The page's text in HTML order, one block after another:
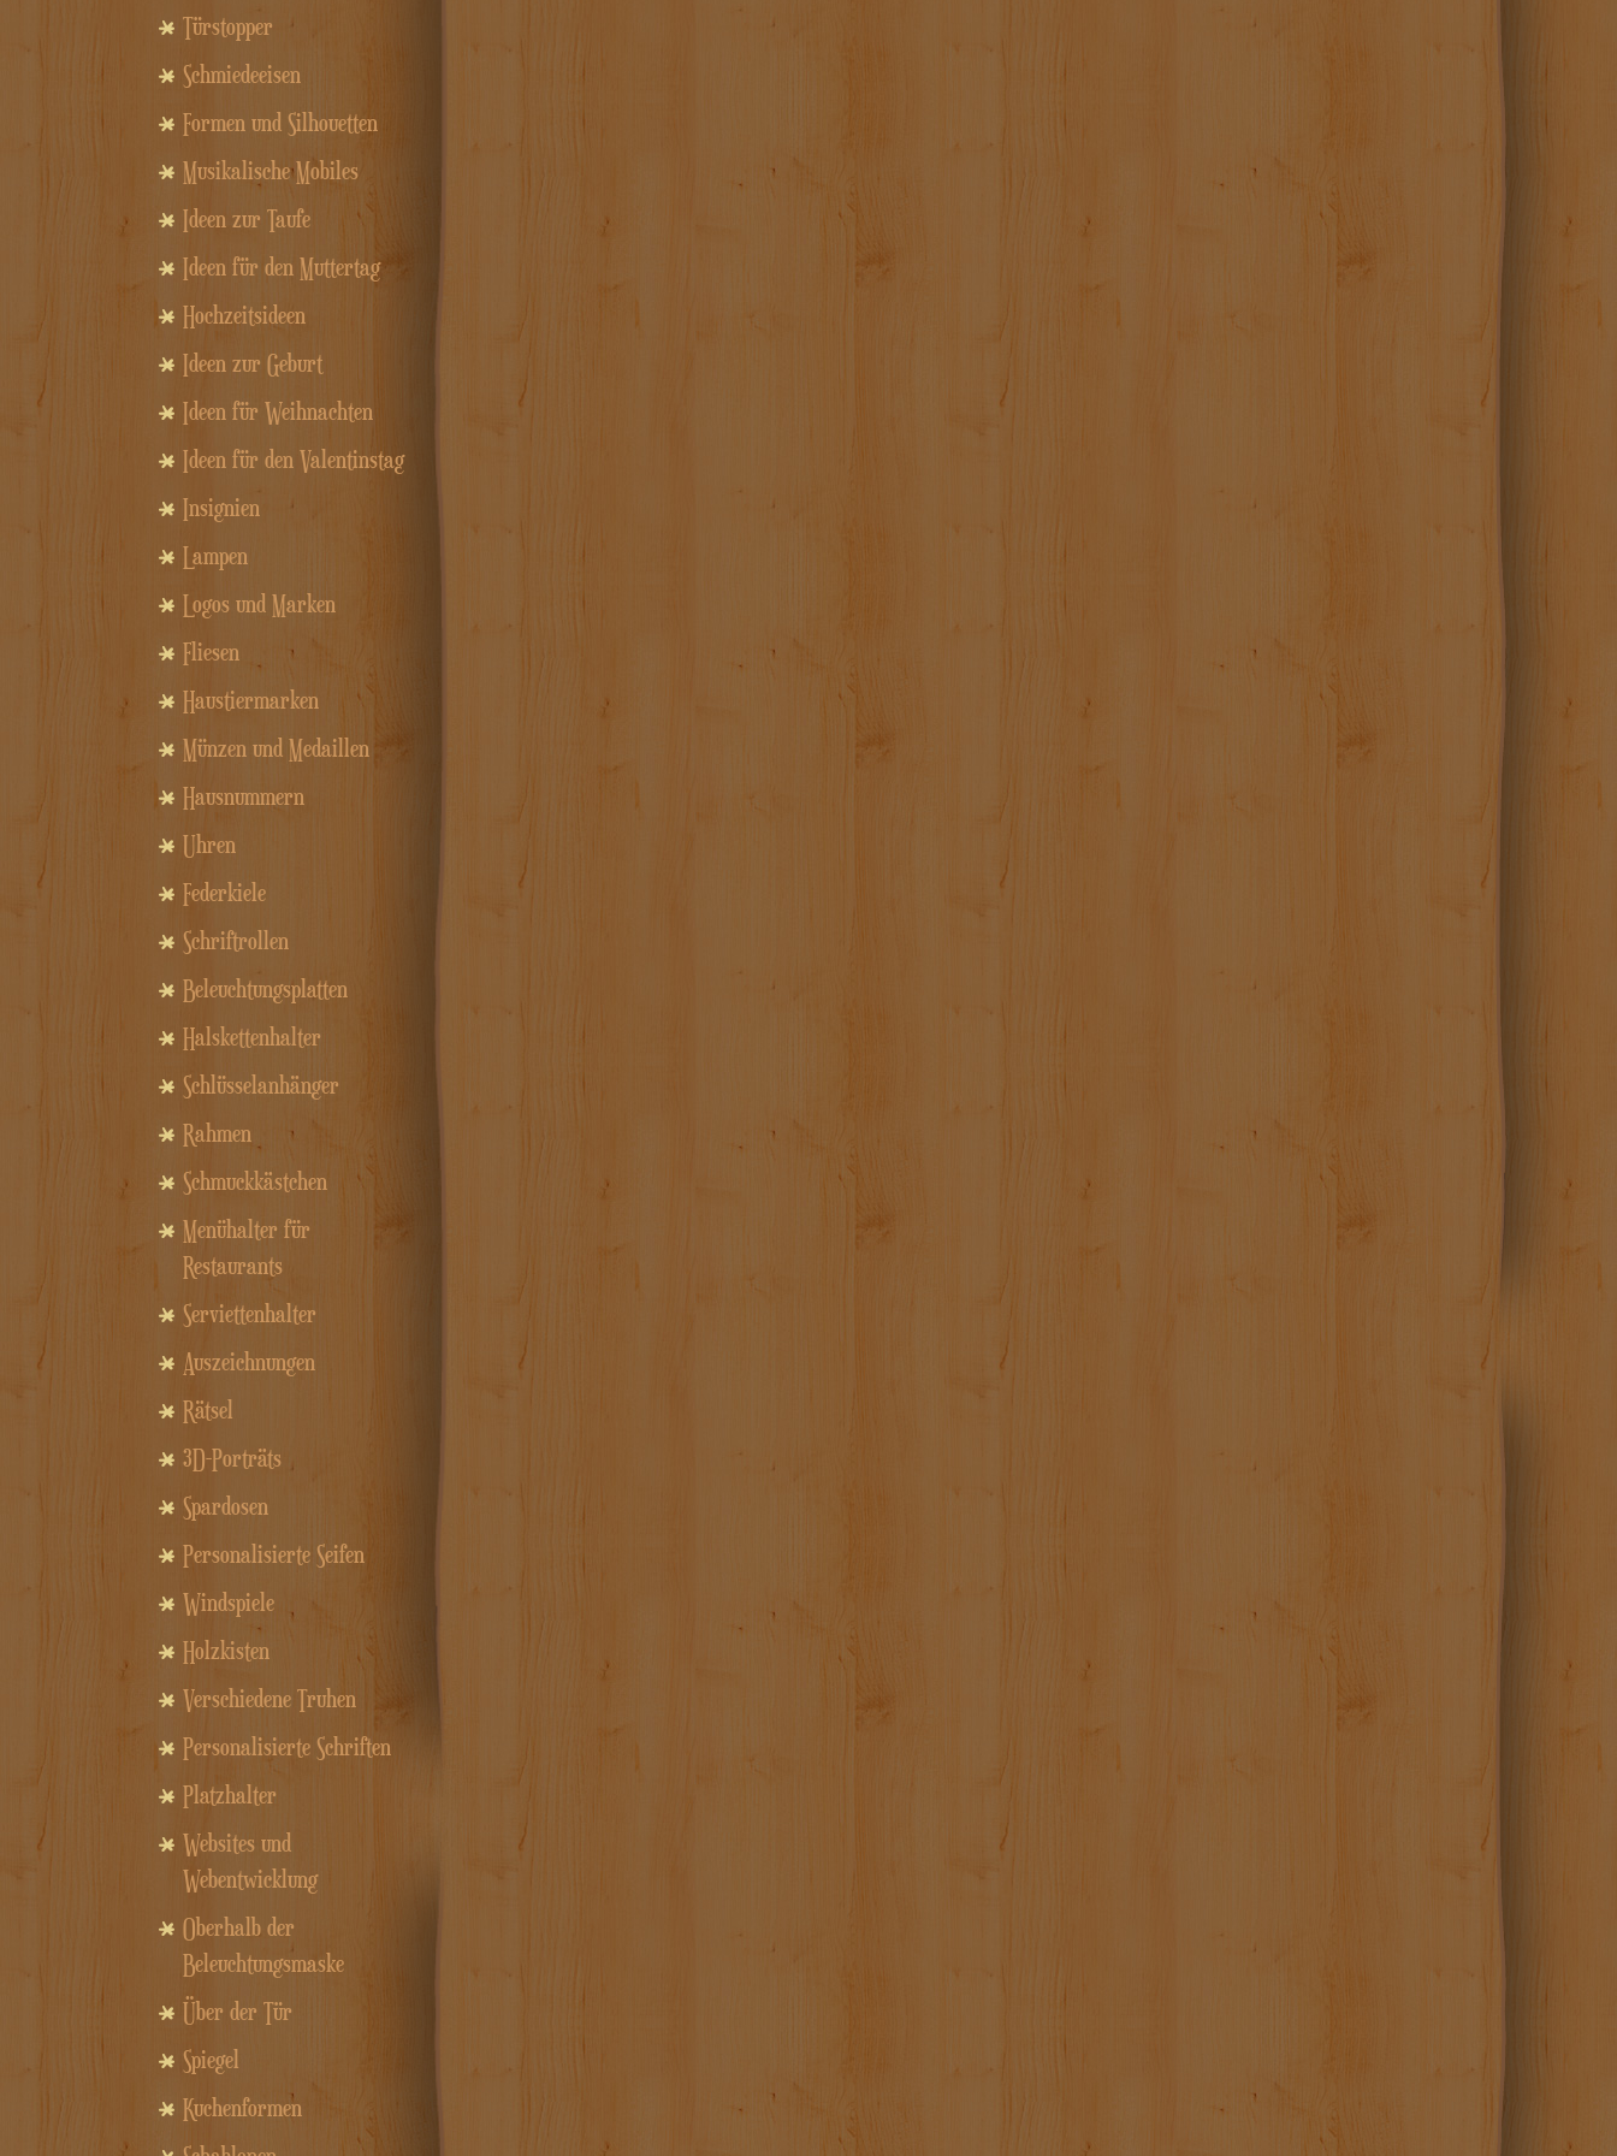
Türstopper
Schmiedeeisen
Formen und Silhouetten
Musikalische Mobiles
Ideen zur Taufe
Ideen für den Muttertag
Hochzeitsideen
Ideen zur Geburt
Ideen für Weihnachten
Ideen für den Valentinstag
Insignien
Lampen
Logos und Marken
Fliesen
Haustiermarken
Münzen und Medaillen
Hausnummern
Uhren
Federkiele
Schriftrollen
Beleuchtungsplatten
Halskettenhalter
Schlüsselanhänger
Rahmen
Schmuckkästchen
Menühalter für
Restaurants
Serviettenhalter
Auszeichnungen
Rätsel
3D-Porträts
Spardosen
Personalisierte Seifen
Windspiele
Holzkisten
Verschiedene Truhen
Personalisierte Schriften
Platzhalter
Websites und
Webentwicklung
Oberhalb der
Beleuchtungsmaske
Über der Tür
Spiegel
Kuchenformen